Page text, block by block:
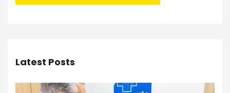
Latest Posts